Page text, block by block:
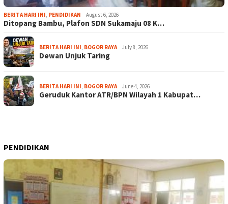
BERITA HARI INI, PENDIDIKAN August 6, 2026
Ditopang Bambu, Plafon SDN Sukamaju 08 K…
BERITA HARI INI, BOGOR RAYA July 8, 2026
Dewan Unjuk Taring
BERITA HARI INI, BOGOR RAYA June 4, 2026
Geruduk Kantor ATR/BPN Wilayah 1 Kabupat…
PENDIDIKAN